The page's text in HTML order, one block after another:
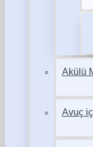
Akülü
Avuç